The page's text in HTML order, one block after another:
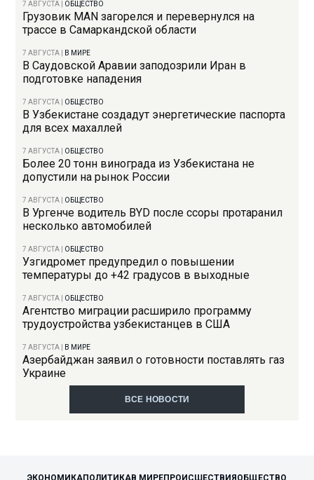
7 АВГУСТА ОБЩЕСТВО
Грузовик MAN загорелся и перевернулся на
трассе в Самаркандской области
7 АВГУСТА В МИРЕ
В Саудовской Аравии заподозрили Иран в
подготовке нападения
7 АВГУСТА ОБЩЕСТВО
В Узбекистане создадут энергетические паспорта
для всех махаллей
7 АВГУСТА ОБЩЕСТВО
Более 20 тонн винограда из Узбекистана не
допустили на рынок России
7 АВГУСТА ОБЩЕСТВО
В Ургенче водитель BYD после ссоры протаранил
несколько автомобилей
7 АВГУСТА ОБЩЕСТВО
Узгидромет предупредил о повышении
температуры до +42 градусов в выходные
7 АВГУСТА ОБЩЕСТВО
Агентство миграции расширило программу
трудоустройства узбекистанцев в США
7 АВГУСТА В МИРЕ
Азербайджан заявил о готовности поставлять газ
Украине
ВСЕ НОВОСТИ